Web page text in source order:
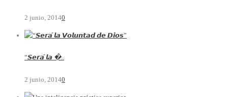
2 junio, 20140
“𝙎𝙚𝙧𝙖́ 𝙡𝙖 �..
2 junio, 20140